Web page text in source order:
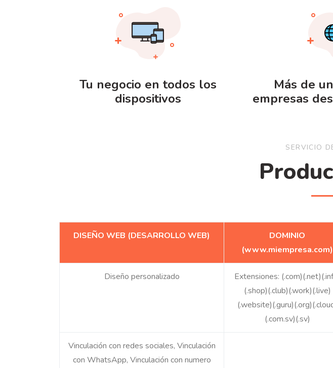
Tu negocio en todos los
dispositivos
Más de
empresas
SERVICIO
DISEÑO WEB (DESARROLLO WEB)
DOMINIO
(www.miempresa.com)
Diseño personalizado
Extensiones:
(.shop)(.club)(.work)(.live)
(.com.sv)(.sv)
Vinculación con redes sociales, Vinculación
con WhatsApp, Vinculación con numero